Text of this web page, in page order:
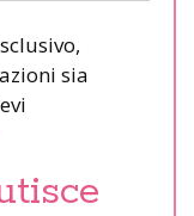
sia